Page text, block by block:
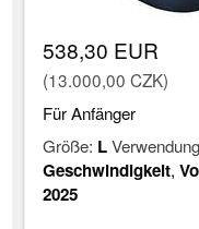
538,30 EUR
(13.000,00 CZK)
Für Anfänger
Größe: L
Geschwindigkeit,
2025